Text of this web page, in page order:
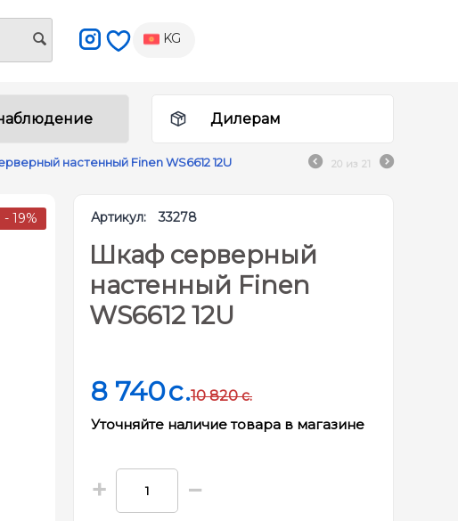
KG
Дилерам
настенный Finen WS6612 12U 20 из 21
- 19% Артикул: 33278
Шкаф серверный
настенный Finen
WS6612 12U
8 740c.
Уточняйте наличие товара в магазине
10 820 c.
+ −